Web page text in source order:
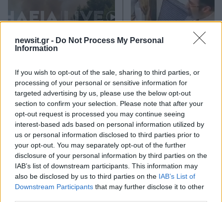
newsit.gr - Do Not Process My Personal
Information
If you wish to opt-out of the sale, sharing to third parties, or
processing of your personal or sensitive information for
targeted advertising by us, please use the below opt-out
section to confirm your selection. Please note that after your
opt-out request is processed you may continue seeing
interest-based ads based on personal information utilized by
us or personal information disclosed to third parties prior to
your opt-out. You may separately opt-out of the further
disclosure of your personal information by third parties on the
IAB’s list of downstream participants. This information may
also be disclosed by us to third parties on the IAB’s List of
Downstream Participants that may further disclose it to other
Σχόλια
Σχολίασε εδώ
- Μεγάλη κινητοποίηση της
Πυροσβεστικής σε δασική
έκταση με πεύκα, πριν την
είσοδο του χωριού
Μοτζτάμπα Χαμενεΐ
φουντώνουν οι φήμες
το αν βρίσκεται στη